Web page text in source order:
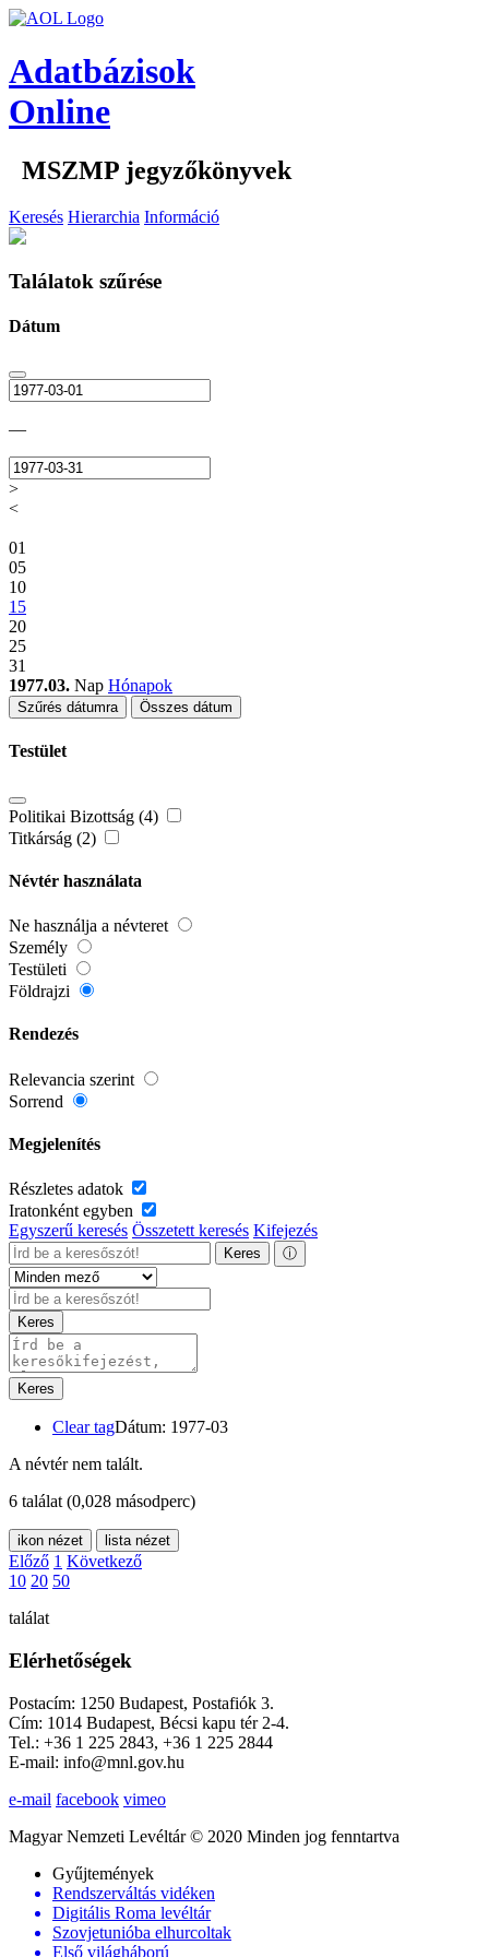
Adatbázisok
Online
MSZMP jegyzőkönyvek
Keresés Hierarchia Információ
Találatok szűrése
Dátum
—
>
<
01
05
10
15
20
25
31
1977.03. Nap Hónapok
Szűrés dátumra Összes dátum
Testület
Politikai Bizottság (4)
Titkárság (2)
Névtér használata
Ne használja a névteret
Személy
Testületi
Földrajzi
Rendezés
Relevancia szerint
Sorrend
Megjelenítés
Részletes adatok
Iratonként egyben
Egyszerű keresés Összetett keresés Kifejezés
Keres ⓘ
Keres
Keres
Clear tagDátum: 1977-03
A névtér nem talált.
6 találat (0,028 másodperc)
ikon nézet lista nézet
Előző 1 Következő
10 20 50
találat
Elérhetőségek
Postacím: 1250 Budapest, Postafiók 3.
Cím: 1014 Budapest, Bécsi kapu tér 2-4.
Tel.: +36 1 225 2843, +36 1 225 2844
E-mail: info@mnl.gov.hu
e-mail facebook vimeo
Magyar Nemzeti Levéltár © 2020 Minden jog fenntartva
Gyűjtemények
Rendszerváltás vidéken
Digitális Roma levéltár
Szovjetunióba elhurcoltak
Első világháború